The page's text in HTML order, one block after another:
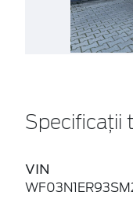
Specificații
VIN